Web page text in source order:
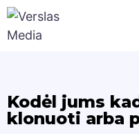
Kodėl jums
klonuoti arba